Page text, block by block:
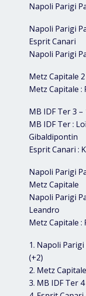
Napoli Parigi
Napoli Parigi
Esprit Canari
Napoli Parigi
Metz Capitale
Metz Capitale :
MB IDF Ter 3
MB IDF Ter :
Gibaldipontin
Esprit Canari :
Napoli Parigi
Metz Capitale
Napoli Parigi
Leandro
Metz Capitale :
1. Napoli
(+2)
2. Metz
3. MB IDF Ter